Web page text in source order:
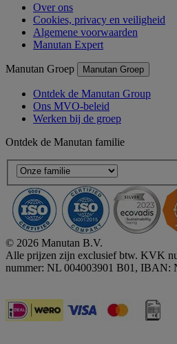
Over ons
Cookies, privacy en veiligheid
Algemene voorwaarden
Manutan Expert
Manutan Groep Manutan Groep
Ontdek de Manutan Group
Ons MVO-beleid
Werken bij de groep
Ontdek de Manutan familie
© 2026 Manutan B.V.
Alle prijzen zijn exclusief btw. KVK
nummer: NL 004003901 B01, IBAN: